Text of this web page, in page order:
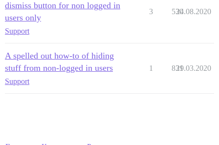
dismiss button for non logged in
users only
Support
3 530
24.08.2020
A spelled out how-to of hiding
stuff from non-logged in users
Support
1 831
29.03.2020